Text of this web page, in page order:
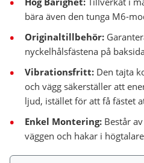
bära även den tunga M6-
Originaltillbehör:
nyckelhålsfästena på
Vibrationsfritt: Den tajta
och vägg säkerställer att
ljud, istället för att få fästet
Enkel Montering: Består
väggen och hakar i